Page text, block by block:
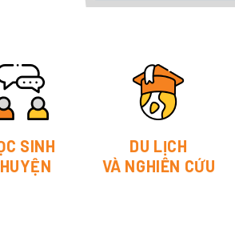
SINH
DU LỊCH
VÀ NGHIÊN CỨU